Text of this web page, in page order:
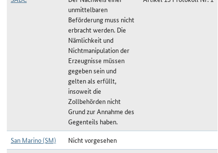
unmittelbaren
Beförderung muss nicht
erbracht werden. Die
Nämlichkeit und
Nichtmanipulation der
Erzeugnisse müssen
gegeben sein und
gelten als erfüllt,
insoweit die
Zollbehörden nicht
Grund zur Annahme des
Gegenteils haben.
San Marino (SM)
Nicht vorgesehen